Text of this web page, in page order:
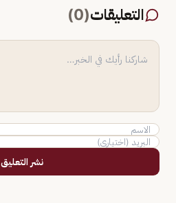
التعليقات(
0
)
نشر التعليق